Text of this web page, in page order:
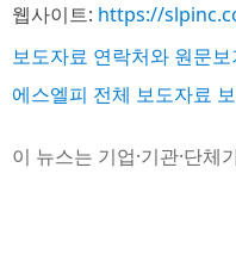
웹사이트: https://
보도자료 연락처와 원문보
에스엘피 전체 보도자료
이 뉴스는 기업·기관·단